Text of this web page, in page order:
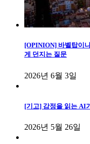
[OPINION] 바벨탑이
게 던지는 질문
2026년 6월 3일
[기고] 감정을 읽는 AI
2026년 5월 26일